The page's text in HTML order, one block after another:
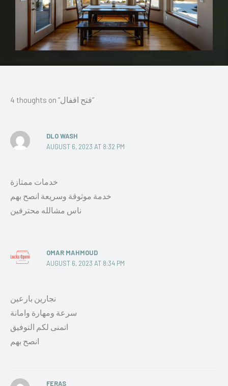
4 thoughts on “فتح اقفال”
DLO WASH
AUGUST 6, 2023 AT 8:32 PM
خدمات ممتازة
خدمة موثوقة وسريعة انصح بهم
ناس مشالله محترفين
OMAR MAHMOUD
AUGUST 6, 2023 AT 8:34 PM
نجارين بارعين
سرعة ومهارة وامانة
اتمنى لكم التوفيق
انصح بهم
FERAS